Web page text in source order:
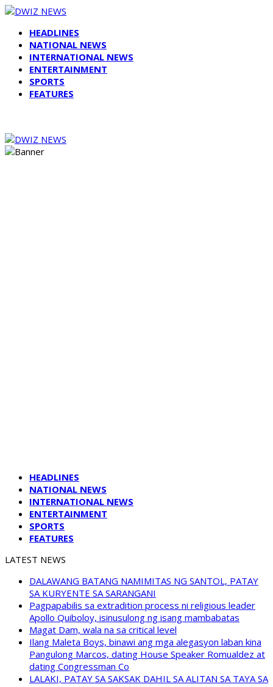
HEADLINES
NATIONAL NEWS
INTERNATIONAL NEWS
ENTERTAINMENT
SPORTS
FEATURES
HEADLINES
NATIONAL NEWS
INTERNATIONAL NEWS
ENTERTAINMENT
SPORTS
FEATURES
LATEST NEWS
DALAWANG BATANG NAMIMITAS NG SANTOL, PATAY
SA KURYENTE SA SARANGANI
Pagpapabilis sa extradition process ni religious leader
Apollo Quiboloy, isinusulong ng isang mambabatas
Magat Dam, wala na sa critical level
Ilang Maleta Boys, binawi ang mga alegasyon laban kina
Pangulong Marcos, dating House Speaker Romualdez at
dating Congressman Co
LALAKI, PATAY SA SAKSAK DAHIL SA ALITAN SA TAYA SA